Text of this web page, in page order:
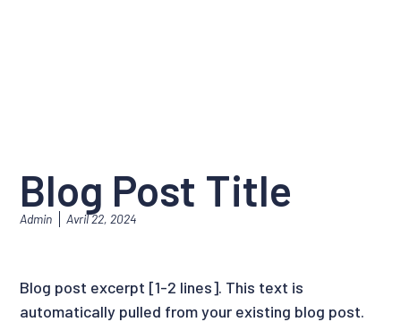
Blog Post Title
Admin Avril 22, 2024
Blog post excerpt [1-2 lines]. This text is
automatically pulled from your existing blog post.